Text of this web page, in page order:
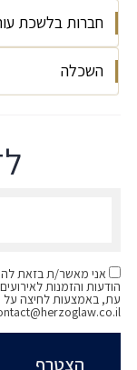
ליטיגציה
חברות בלשכת
חבר בלשכתהשכלה
עסקים, 2024 (בהצטיינות)
אני מאשר/ת בזאת
הודעות והזמנות
עת, באמצעות לחיצה על